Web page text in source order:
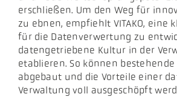
erschließen. Um den Weg für
zu ebnen, empfiehlt VITAKO, eine
für die Datenverwertung zu
datengetriebene Kultur in der
etablieren. So können
abgebaut und die Vorteile einer
Verwaltung voll ausgeschöpft